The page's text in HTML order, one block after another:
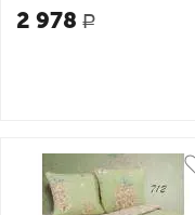
2 978 Р